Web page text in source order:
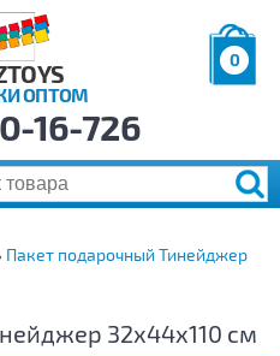
ОПТОМ
0
р.
16-726
Пакет подарочный Тинейджер
32х44х110 cм